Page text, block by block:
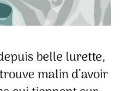
belle lurette,
malin d’avoir